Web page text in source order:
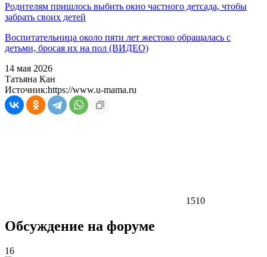
Родителям пришлось выбить окно частного детсада, чтобы
забрать своих детей
Воспитательница около пяти лет жестоко обращалась с
детьми, бросая их на пол (ВИДЕО)
14 мая 2026
Татьяна Кан
Источник:https://www.u-mama.ru
1510
Обсуждение на форуме
16